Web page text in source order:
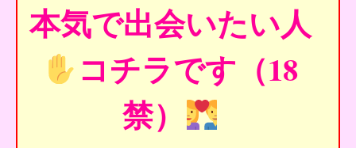
本気で出会いたい人
コチラです（18
禁）